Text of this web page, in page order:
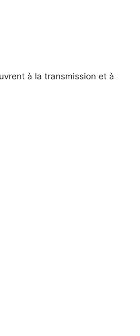
à la transmission et à